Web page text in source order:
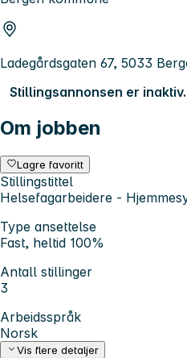
Ladegårdsgaten 67, 5033
Stillingsannonsen er inaktiv.
Om jobben
Lagre favoritt
Stillingstittel
Helsefagarbeidere -
Type ansettelse
Fast, heltid 100%
Antall stillinger
3
Arbeidsspråk
Norsk
Vis flere detaljer